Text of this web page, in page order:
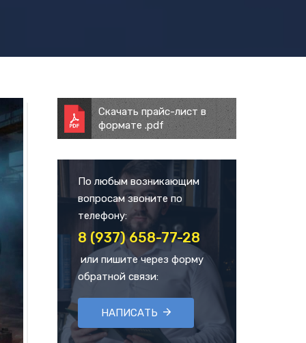
Скачать прайс-лист в
формате .pdf
По любым возникающим
вопросам звоните по
телефону:
8 (937) 658-77-28
или пишите через форму
обратной связи:
НАПИСАТЬ